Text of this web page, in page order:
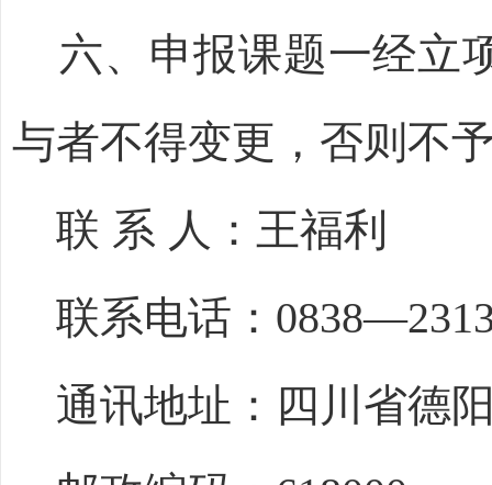
六、申报课题一经立
与者不得变更 ， 否则不
联 系 人： 王福利
联系电话：
通讯地址：四 川省德